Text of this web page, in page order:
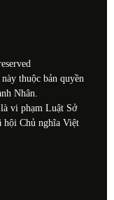
thuộc bản quyền
Nhân.
vi phạm Luật Sở
hội Chủ nghĩa Việt